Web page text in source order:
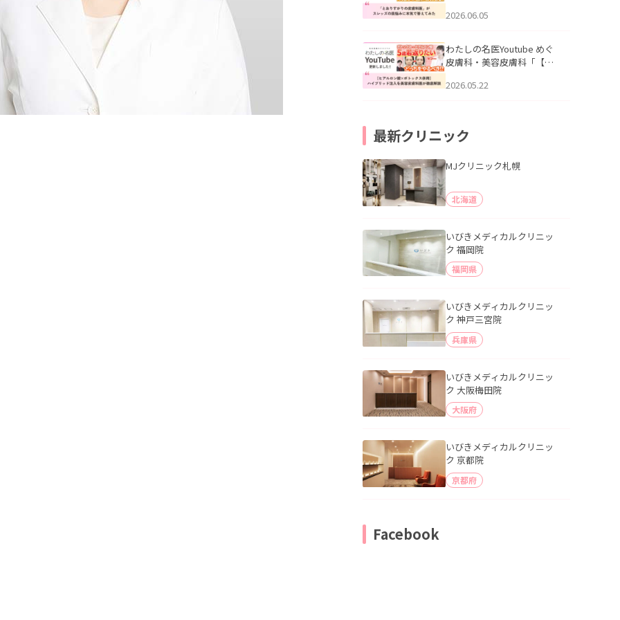
ッズの肌悩みに本気で答え
た。
2026.06.05
わたしの名医Youtube めぐ
皮膚科・美容皮膚科「【ヒ
用】ハイブリッド注入を美
2026.05.22
最新クリニック
MJクリニック札幌
北海道
いびきメディカルクリニッ
ク 福岡院
福岡県
いびきメディカルクリニッ
ク 神戸三宮院
兵庫県
いびきメディカルクリニッ
ク 大阪梅田院
大阪府
いびきメディカルクリニッ
ク 京都院
京都府
Facebook